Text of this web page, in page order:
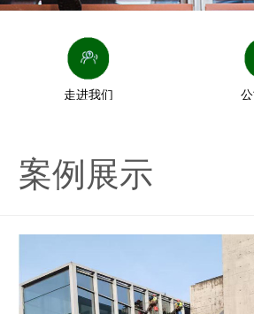
走进我们
案例展示